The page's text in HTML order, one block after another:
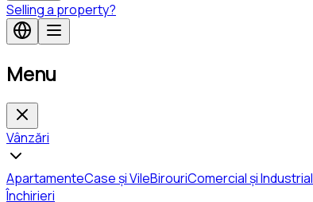
Selling a property?
Menu
Vânzări
ApartamenteCase și VileBirouriComercial și Industrial
Închirieri